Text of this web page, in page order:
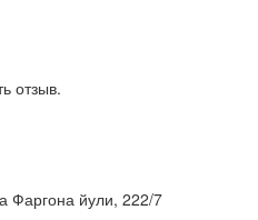
отзыв.
Фаргона йули, 222/7